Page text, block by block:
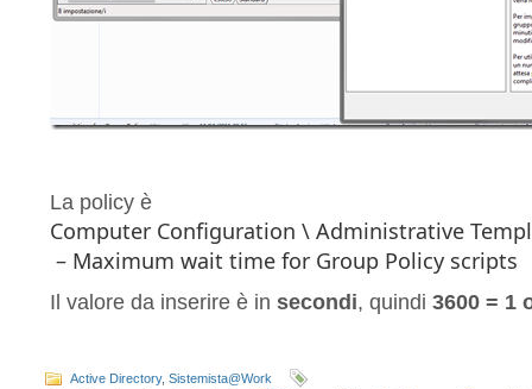
La policy è
Computer Configuration \ Administrative
– Maximum wait time for Group Policy scripts
Il valore da inserire è in secondi, quindi 3600 = 1
Active Directory, Sistemista@Work